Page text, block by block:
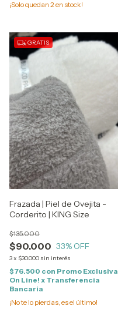
¡Solo quedan 2en stock!
GRATIS
Frazada | Piel de Ovejita -
Corderito | KING Size
$90.000
$135.000
33% OFF
3x $30.000 sin interés
$76.500 con Promo Exclusiva
On Line! x Transferencia
Bancaria
¡No te lo pierdas, es el último!